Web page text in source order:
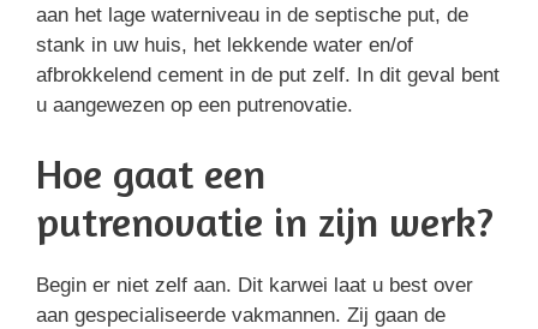
aan het lage waterniveau in de septische put, de
stank in uw huis, het lekkende water en/of
afbrokkelend cement in de put zelf. In dit geval bent
u aangewezen op een putrenovatie.
Hoe gaat een
putrenovatie in zijn werk?
Begin er niet zelf aan. Dit karwei laat u best over
aan gespecialiseerde vakmannen. Zij gaan de